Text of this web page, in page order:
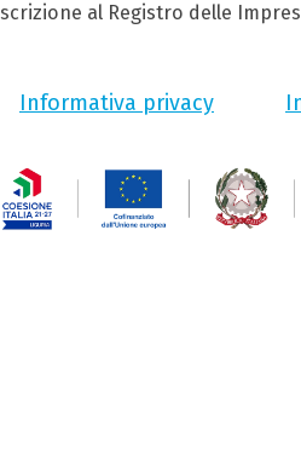
Iscrizione al Registro delle
Informativa privacy